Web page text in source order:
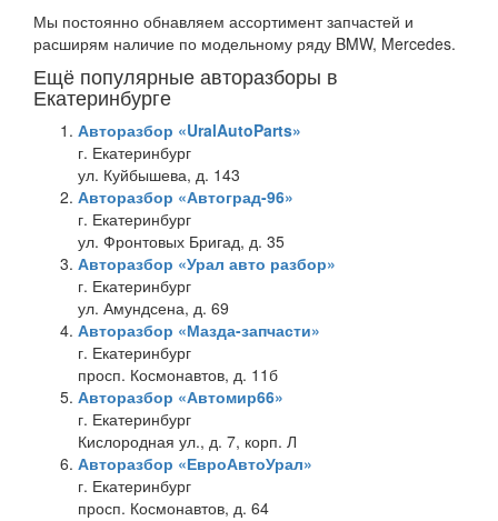
Мы постоянно обнавляем ассортимент запчастей и
расширям наличие по модельному ряду BMW, Mercedes.
Ещё популярные авторазборы в
Екатеринбурге
Авторазбор «UralAutoParts»
г. Екатеринбург
ул. Куйбышева, д. 143
Авторазбор «Автоград-96»
г. Екатеринбург
ул. Фронтовых Бригад, д. 35
Авторазбор «Урал авто разбор»
г. Екатеринбург
ул. Амундсена, д. 69
Авторазбор «Мазда-запчасти»
г. Екатеринбург
просп. Космонавтов, д. 11б
Авторазбор «Автомир66»
г. Екатеринбург
Кислородная ул., д. 7, корп. Л
Авторазбор «ЕвроАвтоУрал»
г. Екатеринбург
просп. Космонавтов, д. 64